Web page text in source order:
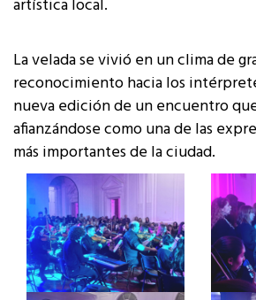
artística local.
La velada se vivió en un clima de
reconocimiento hacia los
nueva edición de un encuentro
afianzándose como una de las
más importantes de la ciudad.